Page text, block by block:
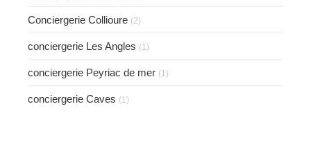
Conciergerie Collioure (2)
conciergerie Les Angles (1)
conciergerie Peyriac de mer (1)
conciergerie Caves (1)